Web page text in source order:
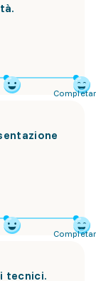
tecnici.